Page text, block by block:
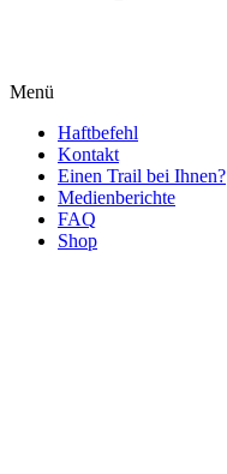
Menü
Haftbefehl
Kontakt
Einen Trail bei Ihnen?
Medienberichte
FAQ
Shop